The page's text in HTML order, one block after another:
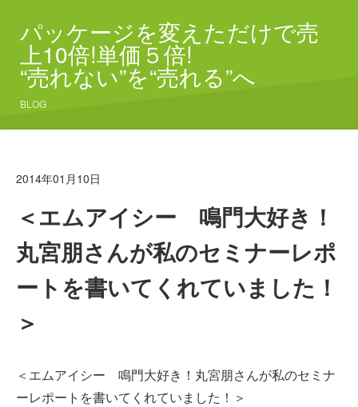
パッケージを変えただけで売
上10倍!単価５倍!
“売れない”を“売れる”へ
BLOG
2014年01月10日
＜エムアイシー 鳴門大好き！
丸宮朋さんが私のセミナーレポ
ートを書いてくれていました！
＞
＜エムアイシー 鳴門大好き！丸宮朋さんが私のセミナ
ーレポートを書いてくれていました！＞